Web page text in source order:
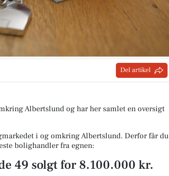
Del artikel
Albertslund og har her samlet en oversigt
i og omkring Albertslund. Derfor får du
bolighandler fra egnen:
49 solgt for 8.100.000 kr.